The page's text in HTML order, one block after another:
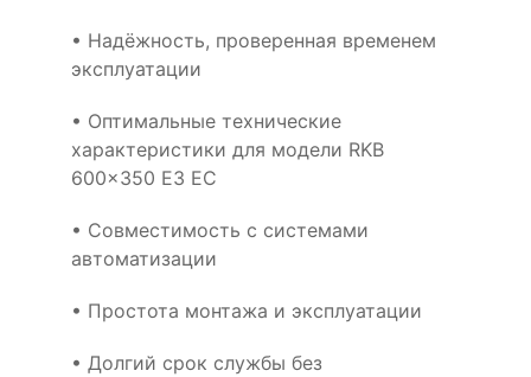
• Надёжность, проверенная временем
эксплуатации
• Оптимальные технические
характеристики для модели RKB
600x350 E3 EC
• Совместимость с системами
автоматизации
• Простота монтажа и эксплуатации
• Долгий срок службы без